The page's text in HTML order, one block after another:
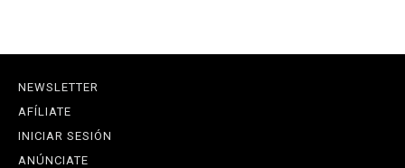
NEWSLETTER
AFÍLIATE
INICIAR SESIÓN
ANÚNCIATE